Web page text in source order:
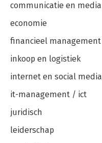
communicatie en media
economie
financieel management
inkoop en logistiek
internet en social media
it-management / ict
juridisch
leiderschap